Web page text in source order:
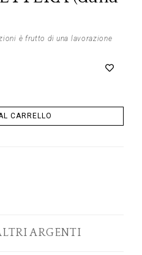
è frutto di una lavorazione
CARRELLO
ARGENTI